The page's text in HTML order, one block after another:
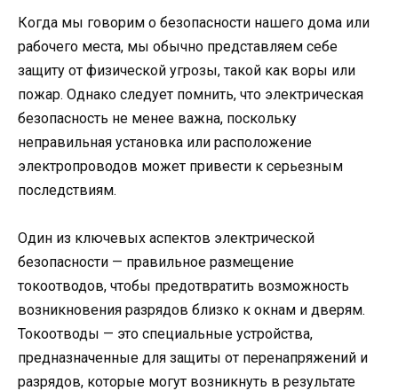
Когда мы говорим о безопасности нашего дома или
рабочего места, мы обычно представляем себе
защиту от физической угрозы, такой как воры или
пожар. Однако следует помнить, что электрическая
безопасность не менее важна, поскольку
неправильная установка или расположение
электропроводов может привести к серьезным
последствиям.
Один из ключевых аспектов электрической
безопасности — правильное размещение
токоотводов, чтобы предотвратить возможность
возникновения разрядов близко к окнам и дверям.
Токоотводы — это специальные устройства,
предназначенные для защиты от перенапряжений и
разрядов, которые могут возникнуть в результате